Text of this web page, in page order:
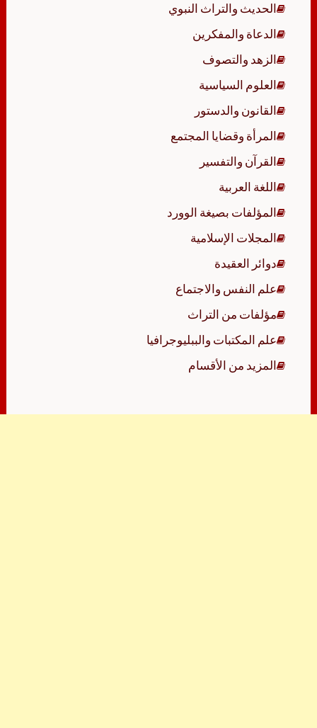
الحديث والتراث النبوي
الدعاة والمفكرين
الزهد والتصوف
العلوم السياسية
القانون والدستور
المرأة وقضايا المجتمع
القرآن والتفسير
اللغة العربية
المؤلفات بصيغة الوورد
المجلات الإسلامية
دوائر العقيدة
علم النفس والاجتماع
مؤلفات من التراث
علم المكتبات والببليوجرافيا
المزيد من الأقسام